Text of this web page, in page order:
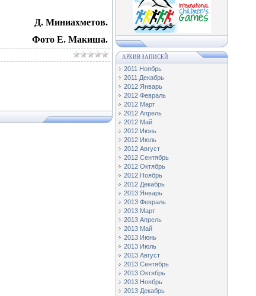
Д. Миниахметов.
Фото Е. Макиша.
АРХИВ ЗАПИСЕЙ
2011 Ноябрь
2011 Декабрь
2012 Январь
2012 Февраль
2012 Март
2012 Апрель
2012 Май
2012 Июнь
2012 Июль
2012 Август
2012 Сентябрь
2012 Октябрь
2012 Ноябрь
2012 Декабрь
2013 Январь
2013 Февраль
2013 Март
2013 Апрель
2013 Май
2013 Июнь
2013 Июль
2013 Август
2013 Сентябрь
2013 Октябрь
2013 Ноябрь
2013 Декабрь